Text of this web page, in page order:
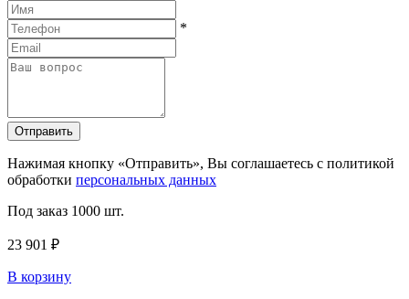
*
Отправить
Нажимая кнопку «Отправить», Вы соглашаетесь с политикой
обработки персональных данных
Под заказ 1000 шт.
23 901 ₽
В корзину